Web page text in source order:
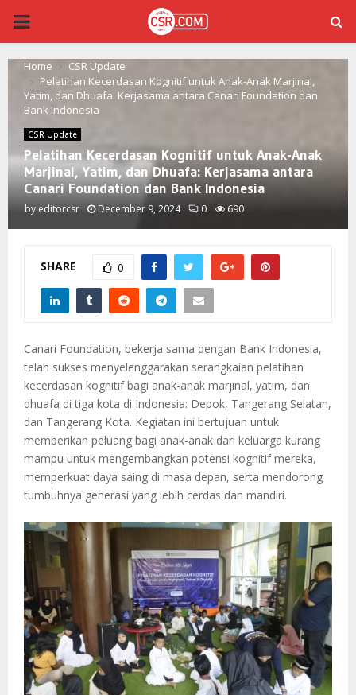
PRIMARY
MENU
Home
CSR Update
Pelatihan Kecerdasan Kognitif untuk Anak-Anak Marjinal,
Yatim, dan Dhuafa: Kerjasama antara Canari Foundation dan
Bank Indonesia
CSR Update
Pelatihan Kecerdasan Kognitif untuk Anak-Anak
Marjinal, Yatim, dan Dhuafa: Kerjasama antara
Canari Foundation dan Bank Indonesia
by editorcsr December 9, 2024 0 690
SHARE 0
Canari Foundation, bekerja sama dengan Bank Indonesia,
telah sukses menyelenggarakan serangkaian pelatihan
kecerdasan kognitif bagi anak-anak marjinal, yatim, dan
dhuafa di tiga kota di Indonesia: Depok, Tangerang Selatan,
dan Tangerang Kota. Kegiatan ini bertujuan untuk
memberikan peluang bagi anak-anak dari keluarga kurang
mampu untuk mengembangkan potensi kognitif mereka,
memperkuat daya saing di masa depan, serta mendorong
tumbuhnya generasi yang lebih cerdas dan mandiri.